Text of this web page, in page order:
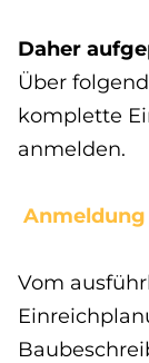
Daher
Über
komplette
anmelden.
Anmeldung
Vom